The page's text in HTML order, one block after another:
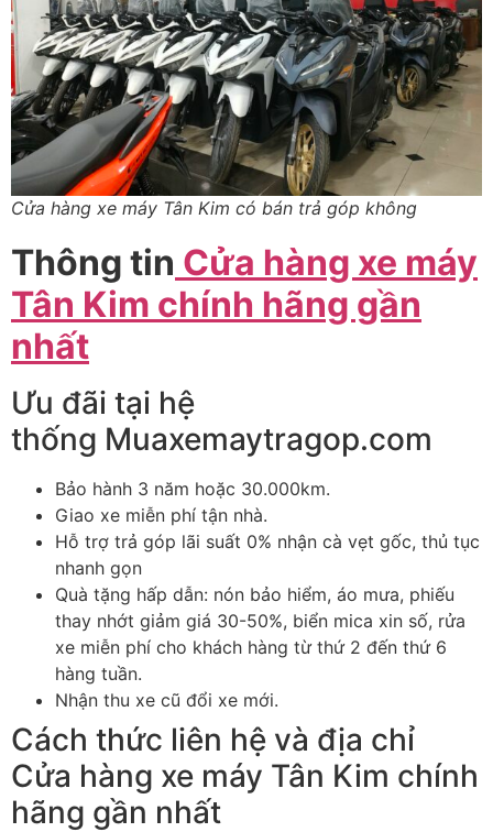
Cửa hàng xe máy Tân Kim có bán trả góp không
Thông tin Cửa hàng xe máy
Tân Kim chính hãng gần
nhất
Ưu đãi tại hệ
thống Muaxemaytragop.com
Bảo hành 3 năm hoặc 30.000km.
Giao xe miễn phí tận nhà.
Hỗ trợ trả góp lãi suất 0% nhận cà vẹt gốc, thủ tục
nhanh gọn
Quà tặng hấp dẫn: nón bảo hiểm, áo mưa, phiếu
thay nhớt giảm giá 30-50%, biển mica xin số, rửa
xe miễn phí cho khách hàng từ thứ 2 đến thứ 6
hàng tuần.
Nhận thu xe cũ đổi xe mới.
Cách thức liên hệ và địa chỉ
Cửa hàng xe máy Tân Kim chính
hãng gần nhất